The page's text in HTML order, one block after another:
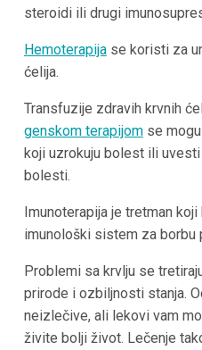
steroidi ili drugi
Hemoterapijase koristi za
ćelija.
Transfuzije zdravih krvnih
genskom terapijomse
koji uzrokuju bolest ili
bolesti.
Imunoterapija je tretman
imunološki sistem za borbu
Problemi sa krvlju se
prirode i ozbiljnosti stanja.
neizlečive, ali lekovi vam
živite bolji život. Lečenje